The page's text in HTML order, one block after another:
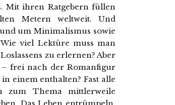
Mit ihren Ratgebern füllen
Metern weltweit. Und
um Minimalismus sowie
viel Lektüre muss man
zu erlernen? Aber
– frei nach der Romanfigur
einem enthalten? Fast alle
zum Thema mittlerweile